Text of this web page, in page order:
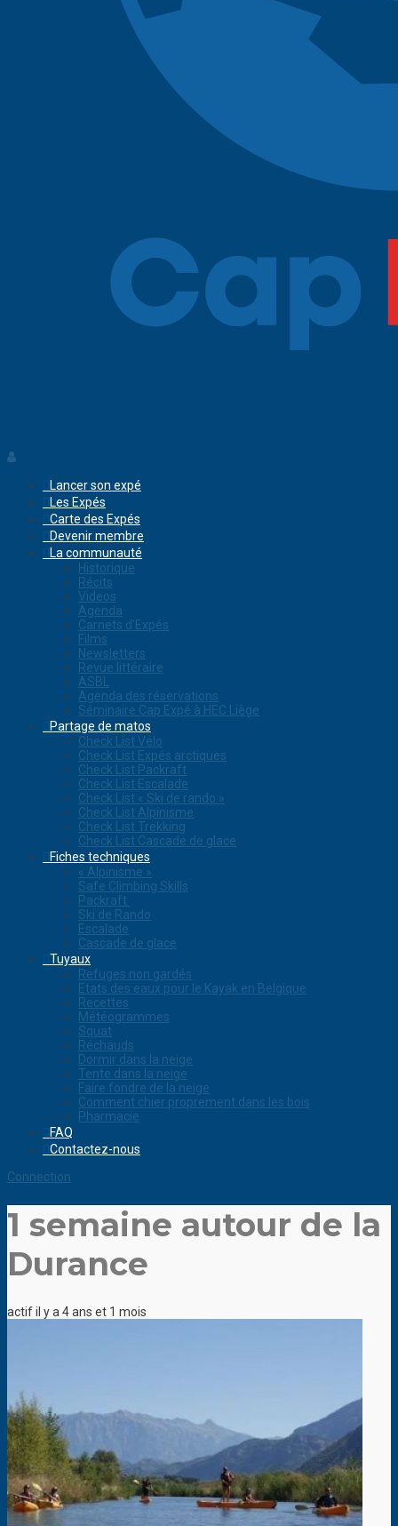
Lancer son expé
Les Expés
Carte des Expés
Devenir membre
La communauté
Historique
Récits
Videos
Agenda
Carnets d’Expés
Films
Newsletters
Revue littéraire
ASBL
Agenda des réservations
Séminaire Cap Expé à HEC Liège
Partage de matos
Check List Vélo
Check List Expés arctiques
Check List Packraft
Check List Escalade
Check List « Ski de rando »
Check List Alpinisme
Check List Trekking
Check List Cascade de glace
Fiches techniques
« Alpinisme »
Safe Climbing Skills
Packraft
Ski de Rando
Escalade
Cascade de glace
Tuyaux
Refuges non gardés
Etats des eaux pour le Kayak en Belgique
Recettes
Météogrammes
Squat
Réchauds
Dormir dans la neige
Tente dans la neige
Faire fondre de la neige
Comment chier proprement dans les bois
Pharmacie
FAQ
Contactez-nous
Connection
1 semaine autour de la
Durance
actif il y a 4 ans et 1 mois